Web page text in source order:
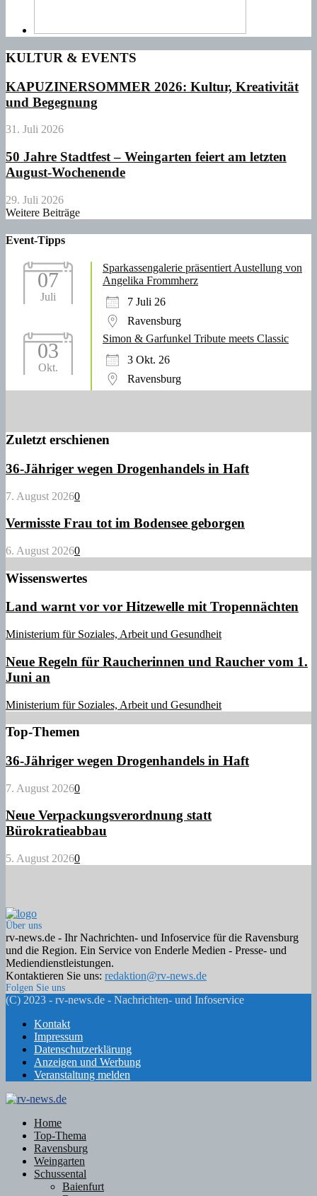
KULTUR & EVENTS
KAPUZINERSOMMER 2026: Kultur, Kreativität
und Begegnung
31. Juli 2026
50 Jahre Stadtfest – Weingarten feiert am letzten
August-Wochenende
29. Juli 2026
Weitere Beiträge
Event-Tipps
07
Juli
Sparkassengalerie präsentiert Austellung von
Angelika Frommherz
7 Juli 26
Ravensburg
03
Okt.
Simon & Garfunkel Tribute meets Classic
3 Okt. 26
Ravensburg
Zuletzt erschienen
36-Jähriger wegen Drogenhandels in Haft
7. August 20260
Vermisste Frau tot im Bodensee geborgen
6. August 20260
Wissenswertes
Land warnt vor vor Hitzewelle mit Tropennächten
Ministerium für Soziales, Arbeit und Gesundheit
Neue Regeln für Raucherinnen und Raucher vom 1.
Juni an
Ministerium für Soziales, Arbeit und Gesundheit
Top-Themen
36-Jähriger wegen Drogenhandels in Haft
7. August 20260
Neue Verpackungsverordnung statt
Bürokratieabbau
5. August 20260
Über uns
rv-news.de - Ihr Nachrichten- und Infoservice für die Ravensburg
und die Region. Ein Service von Enderle Medien - Presse- und
Mediendienstleistungen.
Kontaktieren Sie uns: redaktion@rv-news.de
Folgen Sie uns
Facebook
Twitter
Instagram
Email
Rss
(C) 2023 - rv-news.de - Nachrichten- und Infoservice
Kontakt
Impressum
Datenschutzerklärung
Anzeigen und Werbung
Veranstaltung melden
Home
Top-Thema
Ravensburg
Weingarten
Schussental
Baienfurt